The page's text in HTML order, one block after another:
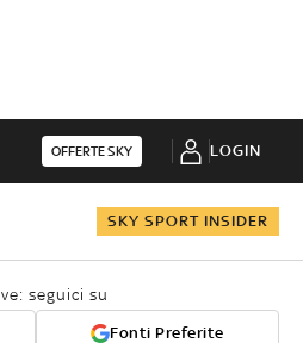
OFFERTE SKY LOGIN
SKY SPORT INSIDER
seguici su
Fonti Preferite